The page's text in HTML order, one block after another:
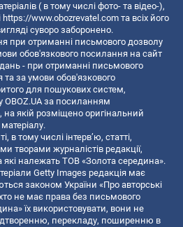
( в тому числі фото- та відео-),
https://www.obozrevatel.com та всіх його
суворо заборонено.
при отриманні письмового дозволу
обов'язкового посилання на сайт
- при отриманні письмового
та за умови обов'язкового
для пошукових систем,
OBOZ.UA за посиланням
, на якій розміщено оригінальний
в тому числі інтерв’ю, статті,
творами журналістів редакції,
належать ТОВ «Золота середина».
Getty Images редакція має
законом України «Про авторські
не має права без письмового
їх використовувати, вони не
перекладу, поширенню в